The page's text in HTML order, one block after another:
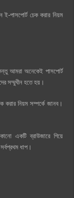
ই-পাসপোর্ট চেক করার নিয়ম
আমরা অনেকেই পাসপোর্ট
সম্মুখীন হতে হয়।
করার নিয়ম সম্পর্কে জানব।
একটি ব্রাউজারে গিয়ে
ধাপ।